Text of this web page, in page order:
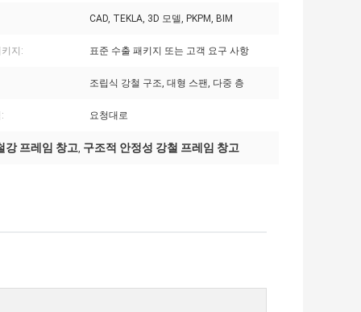
CAD, TEKLA, 3D 모델, PKPM, BIM
지: 표준 수출 패키지 또는 고객 요구 사항
조립식 강철 구조, 대형 스팬, 다중 층
요청대로
강 프레임 창고, 구조적 안정성 강철 프레임 창고